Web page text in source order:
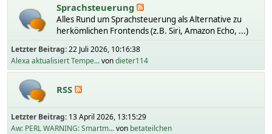
Sprachsteuerung
Alles Rund um Sprachsteuerung als Alternative zu
herkömlichen Frontends (z.B. Siri, Amazon Echo, ...)
Letzter Beitrag:22 Juli 2026, 10:16:38
Alexa aktualisiert Tempe...vondieter114
RSS
Letzter Beitrag: 13 April 2026, 13:15:29
Aw: PERL WARNING: Smartm...von betateilchen